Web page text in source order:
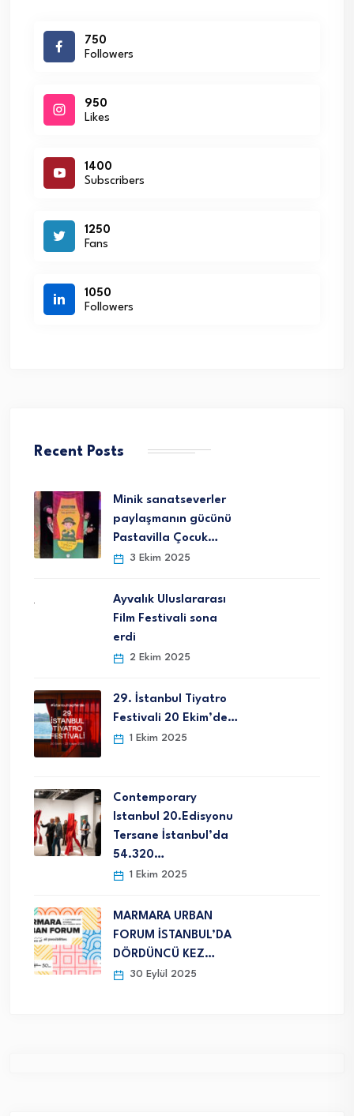
750
Followers
950
Likes
1400
Subscribers
1250
Fans
1050
Followers
Recent Posts
Minik sanatseverler
paylaşmanın gücünü
Pastavilla Çocuk…
3 Ekim 2025
Ayvalık Uluslararası
Film Festivali sona
erdi
2 Ekim 2025
29. İstanbul Tiyatro
Festivali 20 Ekim’de…
1 Ekim 2025
Contemporary
Istanbul 20.Edisyonu
Tersane İstanbul’da
54.320…
1 Ekim 2025
MARMARA URBAN
FORUM İSTANBUL’DA
DÖRDÜNCÜ KEZ…
30 Eylül 2025